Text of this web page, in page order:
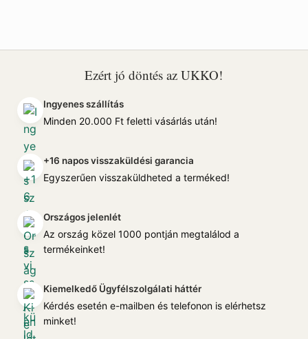
Ezért jó döntés az UKKO!
Ingyenes szállítás
Minden 20.000 Ft feletti vásárlás után!
+16 napos visszaküldési garancia
Egyszerűen visszaküldheted a terméked!
Országos jelenlét
Az ország közel 1000 pontján megtalálod a
termékeinket!
Kiemelkedő Ügyfélszolgálati háttér
Kérdés esetén e-mailben és telefonon is elérhetsz
minket!